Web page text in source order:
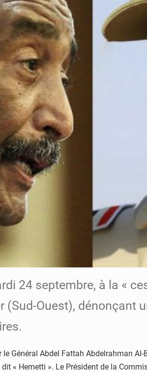
24 septembre, à la «
(Sud-Ouest), dénonçant
Général Abdel Fattah Abdelrahman
« Hemetti ». Le Président de la